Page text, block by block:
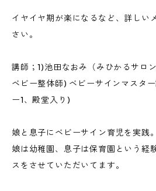
イヤイヤ期が楽になるなど、詳しい
さい。
講師；1)池田なおみ（みひかるサロ
ベビー整体師) ベビーサインマスタ
ー1、殿堂入り)
娘と息子にベビーサイン育児を実践。
娘は幼稚園、息子は保育園という経
スをさせていただいてます。